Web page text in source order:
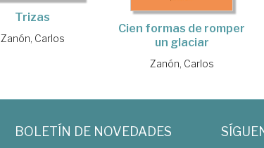
Trizas
Zanón, Carlos
Cien formas de romper
un glaciar
Zanón, Carlos
BOLETÍN DE NOVEDADES